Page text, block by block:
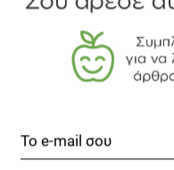
Κατάθλιψη: Ορισμός,
Ψυχολογία